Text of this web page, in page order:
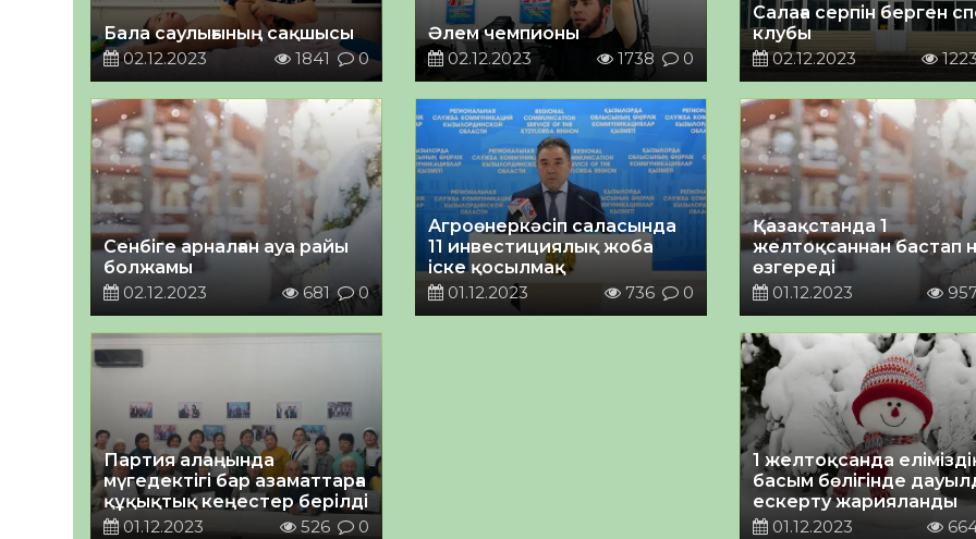
Бала саулығының сақшысы
02.12.2023
1841 0
Әлем чемпионы
02.12.2023
1738 0
Салаға серпін берген
клубы
02.12.2023
Сенбіге арналған ауа райы
болжамы
02.12.2023
681 0
Агроөнеркәсіп саласында
11 инвестициялық жоба
іске қосылмақ
01.12.2023
736 0
Қазақстанда 1
желтоқсаннан бастап
өзгереді
01.12.2023
Партия алаңында
мүгедектігі бар азаматтарға
құқықтық кеңестер берілді
01.12.2023
526 0
1 желтоқсанда
басым бөлігінде
ескерту жарияланды
01.12.2023